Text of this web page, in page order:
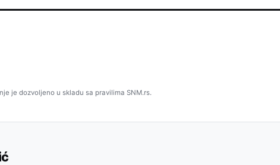
je dozvoljeno u skladu sa pravilima SNM.rs.